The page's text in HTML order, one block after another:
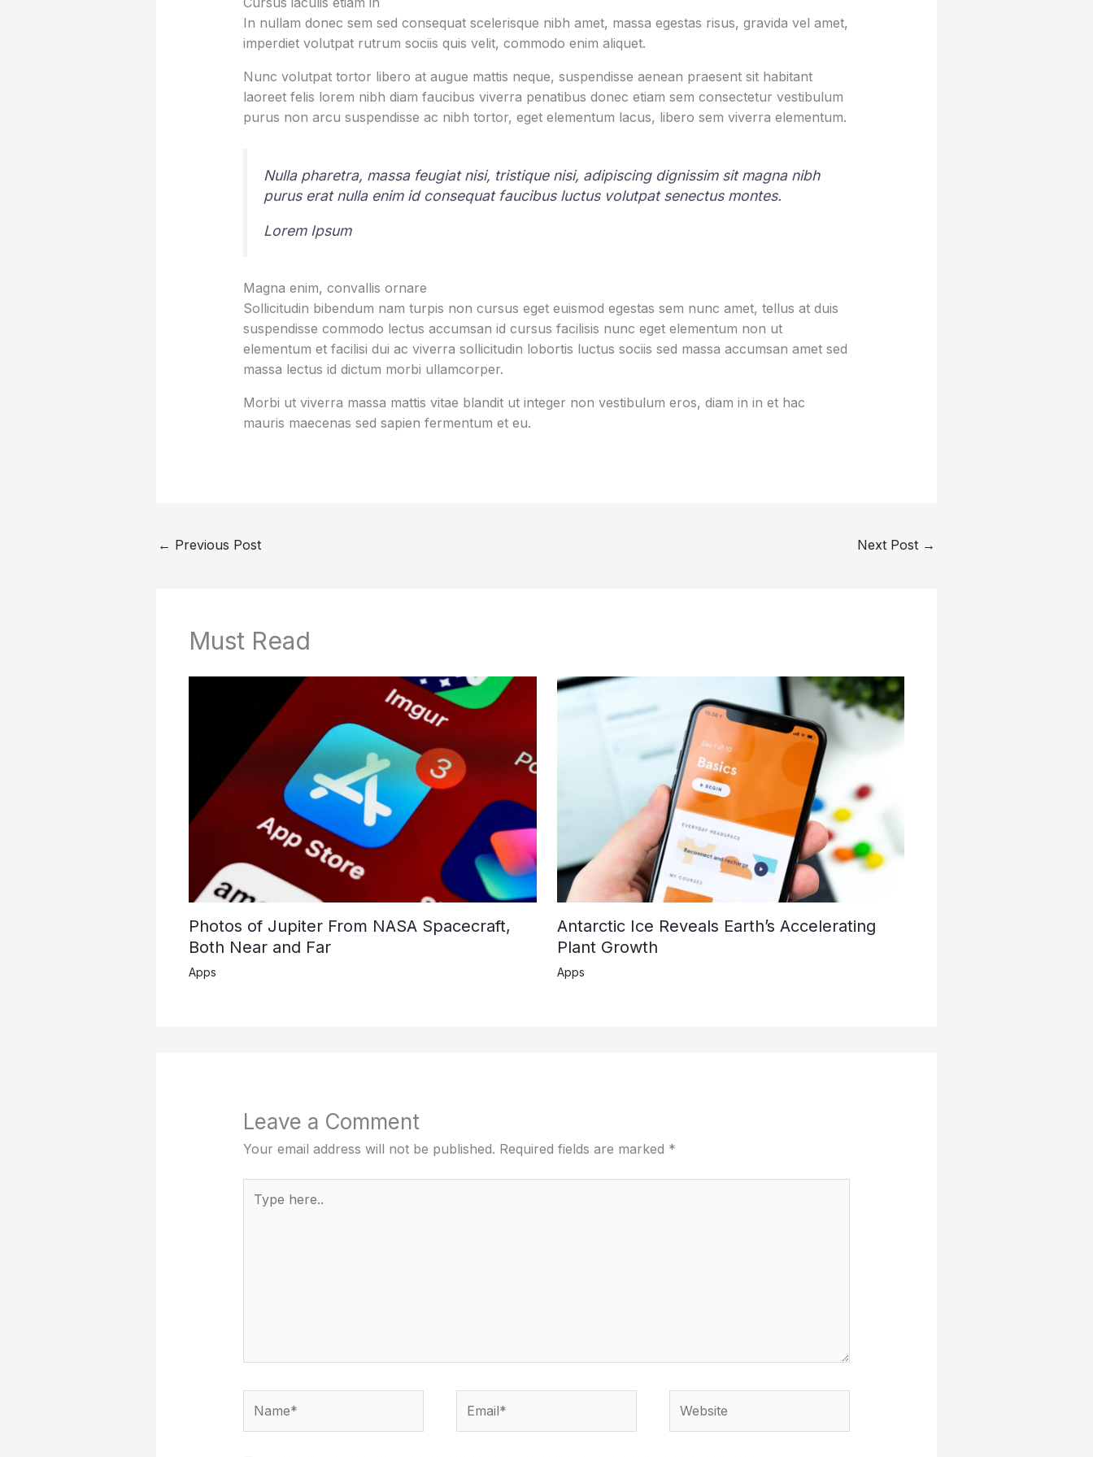
In nullam donec sem sed consequat scelerisque nibh amet, massa egestas risus, gravida vel amet,
imperdiet volutpat rutrum sociis quis velit, commodo enim aliquet.
Nunc volutpat tortor libero at augue mattis neque, suspendisse aenean praesent sit habitant
laoreet felis lorem nibh diam faucibus viverra penatibus donec etiam sem consectetur vestibulum
purus non arcu suspendisse ac nibh tortor, eget elementum lacus, libero sem viverra elementum.
Nulla pharetra, massa feugiat nisi, tristique nisi, adipiscing dignissim sit magna nibh
purus erat nulla enim id consequat faucibus luctus volutpat senectus montes.
Lorem Ipsum
Magna enim, convallis ornare
Sollicitudin bibendum nam turpis non cursus eget euismod egestas sem nunc amet, tellus at duis
suspendisse commodo lectus accumsan id cursus facilisis nunc eget elementum non ut
elementum et facilisi dui ac viverra sollicitudin lobortis luctus sociis sed massa accumsan amet sed
massa lectus id dictum morbi ullamcorper.
Morbi ut viverra massa mattis vitae blandit ut integer non vestibulum eros, diam in in et hac
mauris maecenas sed sapien fermentum et eu.
← Previous Post Next Post →
Must Read
Photos of Jupiter From NASA Spacecraft,
Both Near and Far
Apps
Antarctic Ice Reveals Earth’s Accelerating
Plant Growth
Apps
Leave a Comment
Your email address will not be published. Required fields are marked *
here..